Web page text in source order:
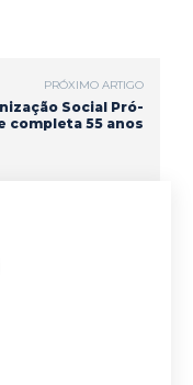
PRÓXIMO ARTIGO
Social Pró-
completa 55 anos